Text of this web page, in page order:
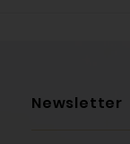
Newsletter